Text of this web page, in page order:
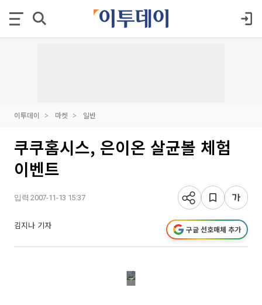
이투데이 마켓 일반
쿠쿠홈시스, 은이온 살균볼 체험
이벤트
입력 2007-11-13 15:37
김지나 기자 구글 선호매체 추가